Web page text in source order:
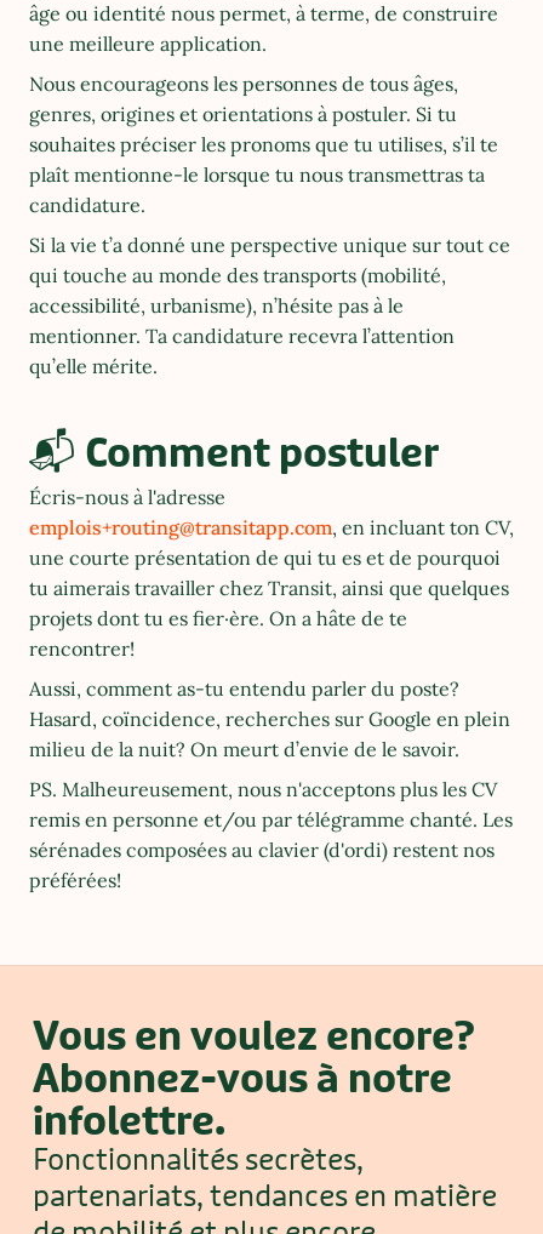
âge ou identité nous permet, à terme, de construire
une meilleure application.
Nous encourageons les personnes de tous âges,
genres, origines et orientations à postuler. Si tu
souhaites préciser les pronoms que tu utilises, s’il te
plaît mentionne-le lorsque tu nous transmettras ta
candidature.
Si la vie t’a donné une perspective unique sur tout ce
qui touche au monde des transports (mobilité,
accessibilité, urbanisme), n’hésite pas à le
mentionner. Ta candidature recevra l’attention
qu’elle mérite.
📬 Comment postuler
emplois+routing@transitapp.com, en incluant ton CV,
une courte présentation de qui tu es et de pourquoi
tu aimerais travailler chez Transit, ainsi que quelques
projets dont tu es fier·ère. On a hâte de te
rencontrer!
Aussi, comment as-tu entendu parler du poste?
Hasard, coïncidence, recherches sur Google en plein
milieu de la nuit? On meurt d’envie de le savoir.
PS. Malheureusement, nous n'acceptons plus les CV
remis en personne et/ou par télégramme chanté. Les
sérénades composées au clavier (d'ordi) restent nos
préférées!
Vous en voulez encore?
Abonnez-vous à notre
infolettre.
Fonctionnalités secrètes,
partenariats, tendances en matière